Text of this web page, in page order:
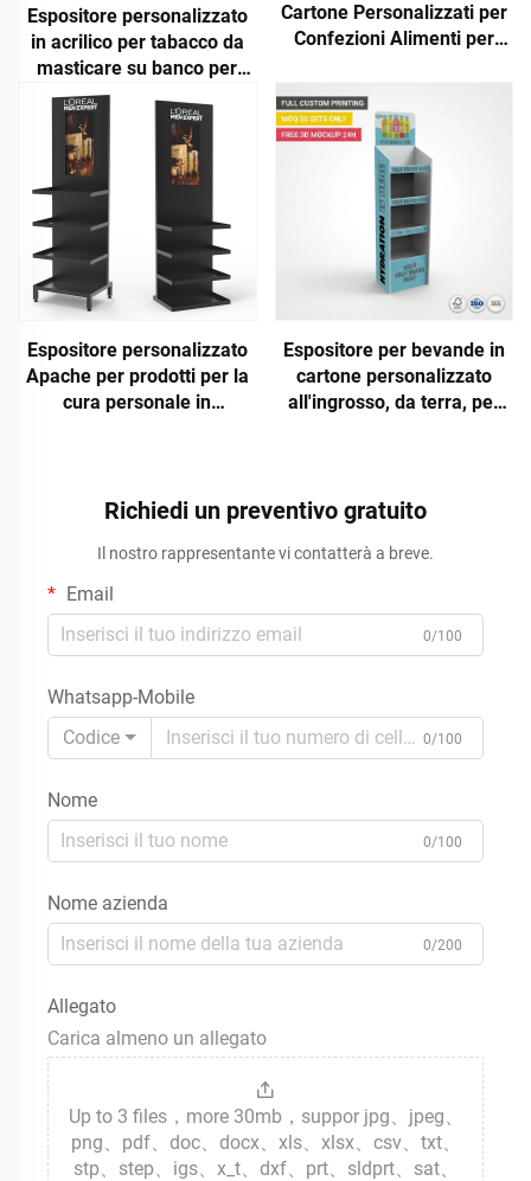
Espositore personalizzato
in acrilico per tabacco da
masticare su banco per
negozio di fumo
Cartone Personalizzati per
Confezioni Alimenti per
Promozionali da Banco per
Negozi al Dettaglio
Espositore personalizzato
Apache per prodotti per la
cura personale in
Espositore per bevande in
cartone personalizzato
all'ingrosso, da terra, per
scaffalatura, produzione su
produzione su ordinazione
Richiedi un preventivo gratuito
Il nostro rappresentante vi contatterà a breve.
Email
0/100
Whatsapp-Mobile
Codice
0/100
Nome
0/100
Nome azienda
0/200
Allegato
Carica almeno un allegato
Up to 3 files，more 30mb，suppor jpg、jpeg、
png、pdf、doc、docx、xls、xlsx、csv、txt、
stp、step、igs、x_t、dxf、prt、sldprt、sat、